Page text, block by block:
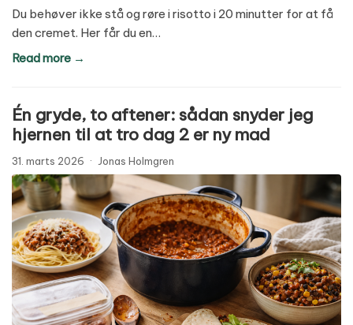
Du behøver ikke stå og røre i risotto i 20 minutter for at få
den cremet. Her får du en…
Read more →
Én gryde, to aftener: sådan snyder jeg
hjernen til at tro dag 2 er ny mad
31. marts 2026 · Jonas Holmgren